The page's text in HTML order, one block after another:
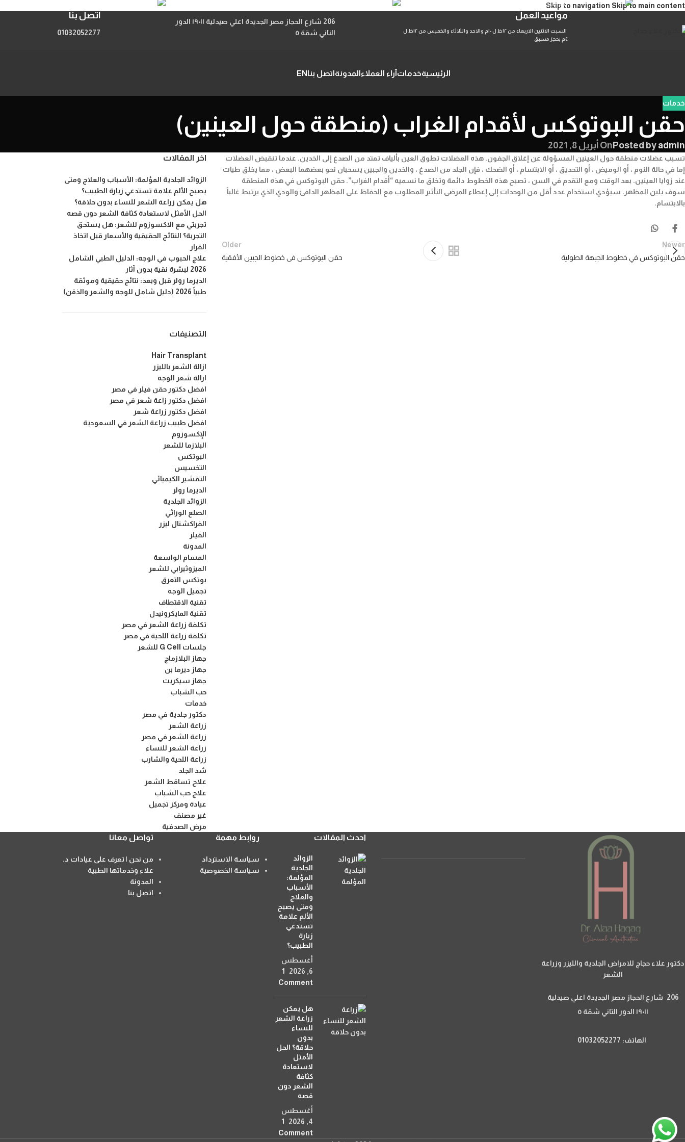
Skip to navigation Skip to main content مواعيد العمل
مواعيد العمل
السبت الاثنين الاربعاء من ١٢ظ ل ١٠م والاحد والثلاثاء والخميس من ١٢ظ ل
٤م بحجز مسبق
206 شارع الحجاز مصر الجديدة اعلي صيدلية ١٩٠١١ الدور
التاني شقة ٥
اتصل بنا
01032052277
الرئيسيةخدماتآراء العملاءالمدونةاتصل بناEN
خدمات
حقن البوتوكس لأقدام الغراب (منطقة حول العينين)
Posted by admin On أبريل 8, 2021
تسبب عضلات منطقة حول العينين المسؤولة عن إغلاق الجفون. هذه العضلات تطوق العين بألياف تمتد من الصدغ إلى الخدين. عندما تنقبض العضلات
إما في حالة النوم ، أو الوميض ، أو التحديق ، أو الابتسام ، أو الضحك ، فإن الجلد من الصدغ ، والخدين والجبين يسحبان نحو بعضهما البعض ، مما يخلق طيات
عند زوايا العينين. بعد الوقت ومع التقدم في السن ، تصبح هذه الخطوط دائمة وتخلق ما نسميه “أقدام الغراب”. حقن البوتوكس في هذه المنطقة
سوف يلين المظهر. سيؤدي استخدام عدد أقل من الوحدات إلى إعطاء المرضى التأثير المطلوب مع الحفاظ على المظهر الدافئ والودي الذي يرتبط غالباً
بالابتسام.
Newer
حقن البوتوكس في خطوط الجبهة الطولية
Older
حقن البوتوكس فى خطوط الجبين الأفقية
اخر المقالات
الزوائد الجلدية المؤلمة: الأسباب والعلاج ومتى
يصبح الألم علامة تستدعي زيارة الطبيب؟
هل يمكن زراعة الشعر للنساء بدون حلاقة؟
الحل الأمثل لاستعادة كثافة الشعر دون قصه
تجربتي مع الاكسوزوم للشعر: هل يستحق
التجربة؟ النتائج الحقيقية والأسعار قبل اتخاذ
القرار
علاج الحبوب في الوجه: الدليل الطبي الشامل
2026 لبشرة نقية بدون آثار
الديرما رولر قبل وبعد: نتائج حقيقية وموثقة
طبياً 2026 (دليل شامل للوجه والشعر والذقن)
التصنيفات
Hair Transplant
ازالة الشعر بالليزر
ازالة شعر الوجه
افضل دكتور حقن فيلر في مصر
افضل دكتور زاعة شعر في مصر
افضل دكتور زراعة شعر
افضل طبيب زراعة الشعر في السعودية
الإكسوزوم
البلازما للشعر
البوتكس
التخسيس
التقشير الكيميائي
الديرما رولر
الزوائد الجلدية
الصلع الوراثي
الفراكشنال ليزر
الفيلر
المدونة
المسام الواسعة
الميزوثيرابي للشعر
بوتكس التعرق
تجميل الوجه
تقنية الاقتطاف
تقنية المايكرونيدل
تكلفة زراعة الشعر في مصر
تكلفة زراعة اللحية في مصر
جلسات G Cell للشعر
جهاز البلازماج
جهاز ديرما بن
جهاز سيكريت
حب الشباب
خدمات
دكتور جلدية في مصر
زراعة الشعر
زراعة الشعر في مصر
زراعة الشعر للنساء
زراعة اللحية والشارب
شد الجلد
علاج تساقط الشعر
علاج حب الشباب
عيادة ومركز تجميل
غير مصنف
مرض الصدفية
دكتور علاء حجاج للامراض الجلدية والليزر وزراعة
الشعر
206 شارع الحجاز مصر الجديدة اعلي صيدلية
١٩٠١١ الدور التاني شقة ٥
الهاتف: 01032052277
احدث المقالات
الزوائد
الجلدية
المؤلمة:
الأسباب
والعلاج
ومتى يصبح
الألم علامة
تستدعي
زيارة
الطبيب؟
أغسطس
6, 2026
1
Comment
هل يمكن
زراعة الشعر
للنساء
بدون
حلاقة؟ الحل
الأمثل
لاستعادة
كثافة
الشعر دون
قصه
أغسطس
4, 2026
1
Comment
روابط مهمة
سياسة الاسترداد
سياسة الخصوصية
تواصل معانا
من نحن | تعرف على عيادات د.
علاء وخدماتها الطبية
المدونة
اتصل بنا